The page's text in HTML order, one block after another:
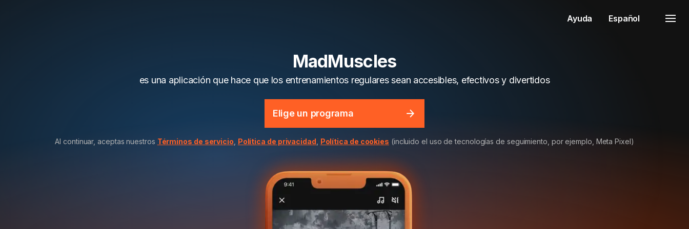
Ayuda Español
MadMuscles
es una aplicación que hace que los entrenamientos regulares sean accesibles, efectivos y divertidos
Elige un programa
Al continuar, aceptas nuestros Términos de servicio Política de privacidad Política de cookies (incluido el uso de tecnologías de seguimiento, por ejemplo, Meta Pixel)